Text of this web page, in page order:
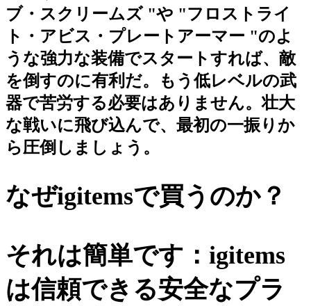
ブ・スクリームズ "や "フロストライ
ト・アビス・プレートアーマー "のよ
うな強力な装備でスタートすれば、敵
を倒すのに有利だ。もう低レベルの武
器で苦労する必要はありません。壮大
な戦いに飛び込んで、最初の一振りか
ら圧倒しましょう。
なぜigitemsで買うのか？
それは簡単です：igitems
は信頼できる安全なプラ